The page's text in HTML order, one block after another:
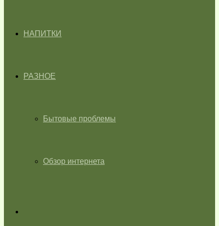
НАПИТКИ
РАЗНОЕ
Бытовые проблемы
Обзор интернета